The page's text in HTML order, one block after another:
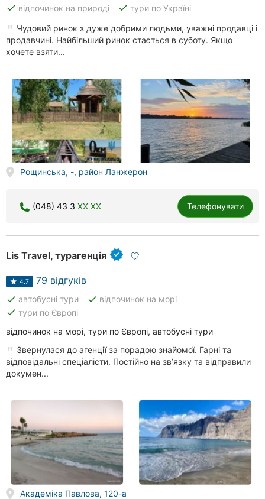
done відпочинок на природі done тури по Україні
Чудовий ринок з дуже добрими людьми, уважні продавці і
продавчині. Найбільший ринок стається в суботу. Якщо
хочете взяти...
Рощинська, -, район Ланжерон
(048) 43 3 XX XX Телефонувати
Lis Travel, турагенція
4.7 79 відгуків
done автобусні тури done відпочинок на морі
done тури по Європі
відпочинок на морі, тури по Європі, автобусні тури
Звернулася до агенції за порадою знайомої. Гарні та
відповідальні спеціалісти. Постійно на зв’язку та відправили
докумен...
Академіка Павлова, 120-а